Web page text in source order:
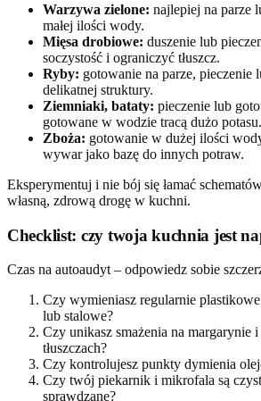
Warzywa zielone: najlepiej na parze
małej ilości wody.
Mięsa drobiowe: duszenie lub
soczystość i ograniczyć tłuszcz.
Ryby: gotowanie na parze, pieczenie
delikatnej struktury.
Ziemniaki, bataty: pieczenie lub
gotowane w wodzie tracą dużo potasu.
Zboża: gotowanie w dużej ilości
wywar jako bazę do innych potraw.
Eksperymentuj i nie bój się łamać
własną, zdrową drogę w kuchni.
Checklist: czy twoja kuchnia jest
Czas na autoaudyt – odpowiedz sobie
Czy wymieniasz regularnie
lub stalowe?
Czy unikasz smażenia na margarynie
tłuszczach?
Czy kontrolujesz punkty dymienia
Czy twój piekarnik i mikrofala są
sprawdzane?